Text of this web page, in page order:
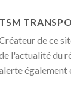
TSM
de ce
l'actualité du
également